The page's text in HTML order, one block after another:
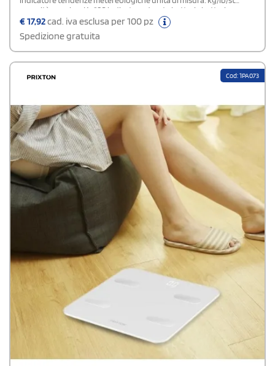
capacità massima Kg 180 indicatore durata batterie batterie non
incluse spegnimento automatico
€17,92cad. iva esclusa per 100 pz
Spedizione gratuita
Cod: 1PA073